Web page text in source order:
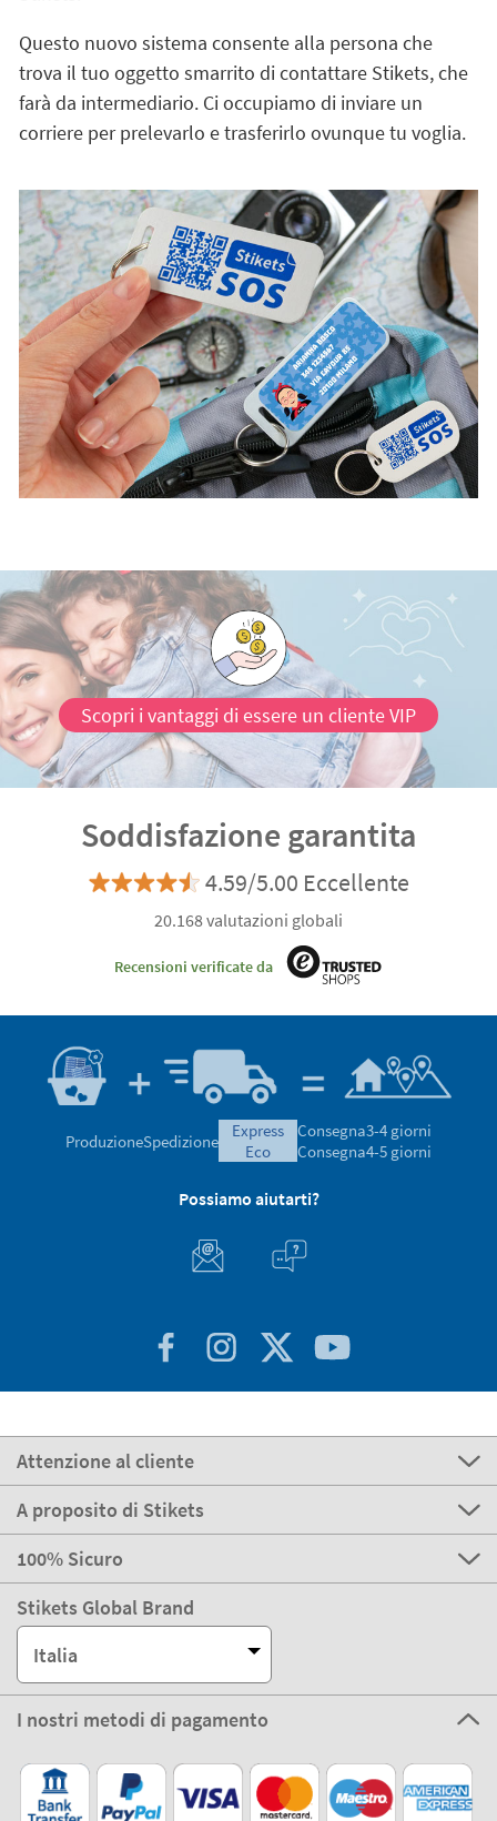
Questo nuovo sistema consente alla persona che
trova il tuo oggetto smarrito di contattare Stikets, che
farà da intermediario. Ci occupiamo di inviare un
corriere per prelevarlo e trasferirlo ovunque tu voglia.
Scopri i vantaggi di essere un cliente VIP
Soddisfazione garantita
4.59/5.00 Eccellente
20.168 valutazioni globali
Recensioni verificate da
ProduzioneSpedizione
express
eco
Consegna3-4 giorni
Consegna4-5 giorni
Possiamo aiutarti?
Attenzione al cliente
A proposito di Stikets
100% Sicuro
Stikets Global Brand
Italia
I nostri metodi di pagamento